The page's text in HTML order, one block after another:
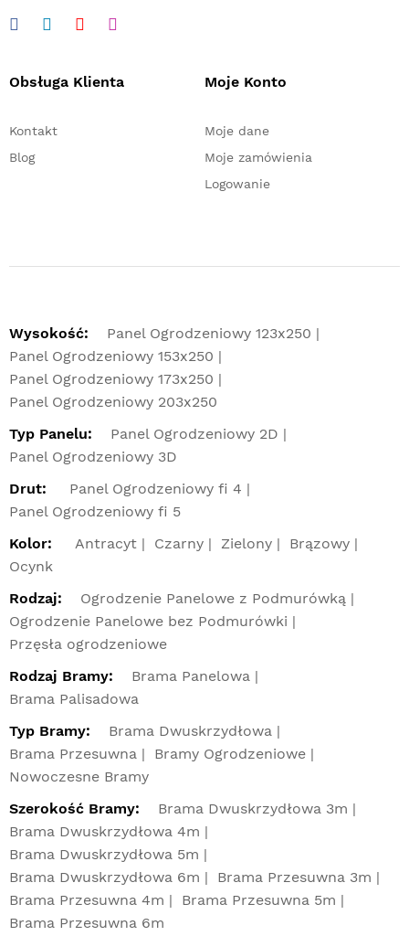
Obsługa Klienta
Kontakt
Blog
Moje Konto
Moje dane
Moje zamówienia
Logowanie
Wysokość:
Panel Ogrodzeniowy 123x250
Panel Ogrodzeniowy 153x250
Panel Ogrodzeniowy 173x250
Panel Ogrodzeniowy 203x250
Typ Panelu:
Panel Ogrodzeniowy 2D
Panel Ogrodzeniowy 3D
Drut:
Panel Ogrodzeniowy fi 4
Panel Ogrodzeniowy fi 5
Kolor:
Antracyt Czarny Zielony
Brązowy
Ocynk
Rodzaj:
Ogrodzenie Panelowe z Podmurówką
Ogrodzenie Panelowe bez Podmurówki
Przęsła ogrodzeniowe
Rodzaj Bramy:
Brama Panelowa
Brama Palisadowa
Typ Bramy:
Brama Dwuskrzydłowa
Brama Przesuwna
Bramy Ogrodzeniowe
Nowoczesne Bramy
Szerokość Bramy:
Brama Dwuskrzydłowa 3m
Brama Dwuskrzydłowa 4m
Brama Dwuskrzydłowa 5m
Brama Dwuskrzydłowa 6m
Brama Przesuwna 3m
Brama Przesuwna 4m
Brama Przesuwna 5m
Brama Przesuwna 6m